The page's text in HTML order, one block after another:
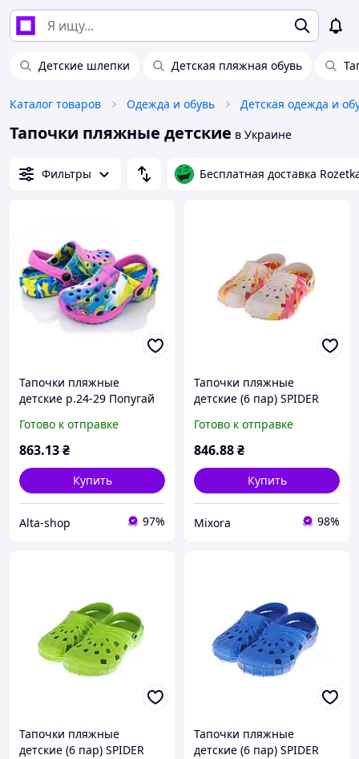
Детские шлепки Детская пляжная обувь
Каталог товаров Одежда и обувь Детская одежда и
Тапочки пляжные детские в Украине
Фильтры Бесплатная доставка
Тапочки пляжные
детские р.24-29 Попугай
Готово к отправке
863.13₴
Купить
Alta-shop 97%
Тапочки пляжные
детские (6 пар) SPIDER
ТМ CROSS
Готово к отправке
846.88₴
Купить
Mixora 98%
Тапочки пляжные
детские (6 пар) SPIDER
Тапочки пляжные
детские (6 пар) SPIDER